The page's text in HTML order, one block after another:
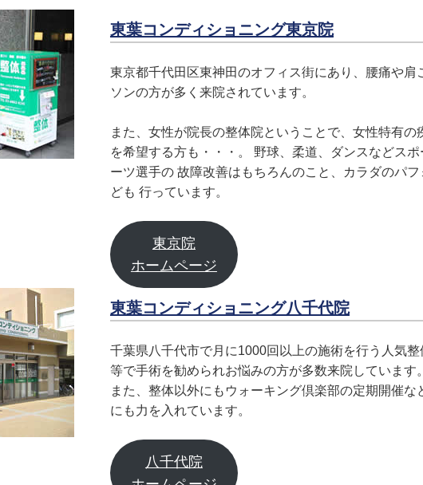
東葉コンディショニング東京院
東京都千代田区東神田のオフィス街にあり、腰痛や
ソンの方が多く来院されています。
また、女性が院長の整体院ということで、女性特有
を希望する方も・・・。 野球、柔道、ダンスなどス
ーツ選手の 故障改善はもちろんのこと、カラダのパ
ども 行っています。
東京院
ホームページ
東葉コンディショニング八千代院
千葉県八千代市で月に1000回以上の施術を行う人気
等で手術を勧められお悩みの方が多数来院しています。
また、整体以外にもウォーキング倶楽部の定期開催
にも力を入れています。
八千代院